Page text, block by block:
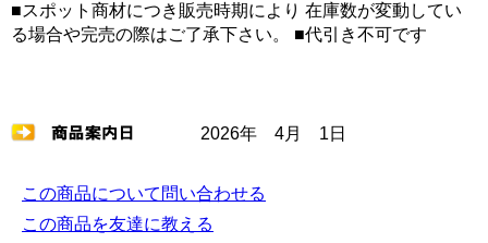
■スポット商材につき販売時期により 在庫数が変動してい
る場合や完売の際はご了承下さい。 ■代引き不可です
2026年 4月 1日
この商品について問い合わせる
この商品を友達に教える